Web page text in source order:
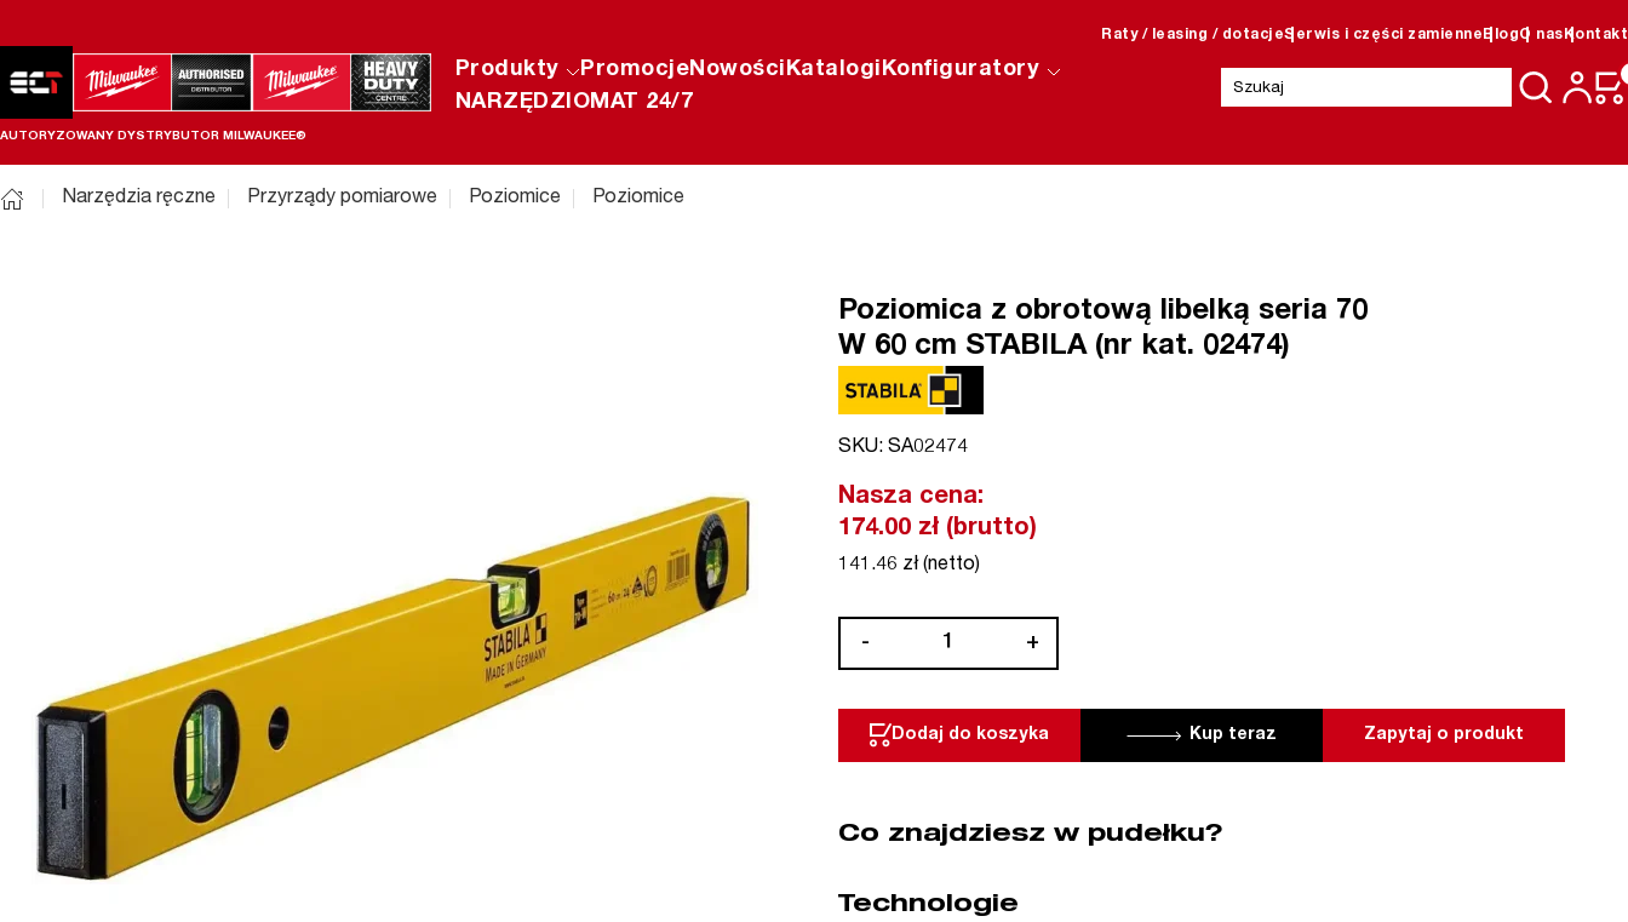
Raty / leasing / dotacjeSerwis i części zamienne BlogO nas Kontakt
AUTORYZOWANY DYSTRYBUTOR MILWAUKEE®
Produkty PromocjeNowościKatalogiKonfiguratory
NARZĘDZIOMAT 24/7
Szukaj:
Narzędzia ręczne Przyrządy pomiarowe Poziomice Poziomice
Poziomica z obrotową libelką seria 70
W 60 cm STABILA (nr kat. 02474)
SKU: SA02474
Nasza cena:
174.00 zł (brutto)
141.46 zł (netto)
-
obrotową
libelką
W
cm
+
Dodaj do koszyka Zapytaj o produkt
Kup teraz
Co znajdziesz w pudełku?
Technologie